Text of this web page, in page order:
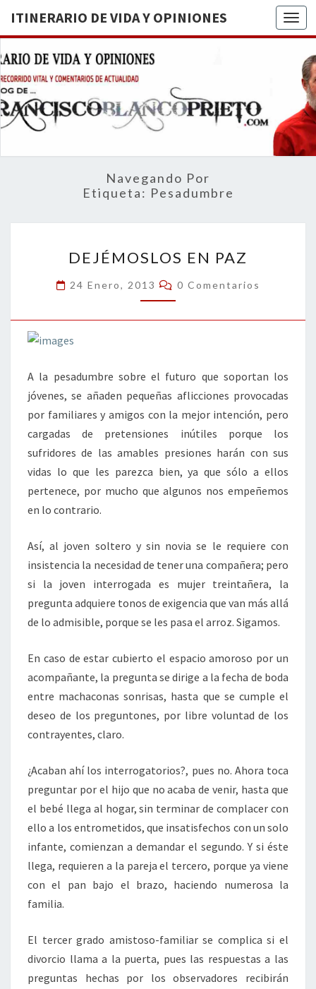
ITINERARIO DE VIDA Y OPINIONES
DE
BREVE
RECORRIDO
VITAL Y
ACTUALIDAD
Navegando Por
Etiqueta: Pesadumbre
EN
PAZ
DEJÉMOSLOS EN PAZ
24 Enero, 2013 Comentarios
0 Comentarios
A la pesadumbre sobre el futuro que soportan los
jóvenes, se añaden pequeñas aflicciones provocadas
por familiares y amigos con la mejor intención, pero
cargadas de pretensiones inútiles porque los
sufridores de las amables presiones harán con sus
vidas lo que les parezca bien, ya que sólo a ellos
pertenece, por mucho que algunos nos empeñemos
en lo contrario.
Así, al joven soltero y sin novia se le requiere con
insistencia la necesidad de tener una compañera; pero
si la joven interrogada es mujer treintañera, la
pregunta adquiere tonos de exigencia que van más allá
de lo admisible, porque se les pasa el arroz. Sigamos.
En caso de estar cubierto el espacio amoroso por un
acompañante, la pregunta se dirige a la fecha de boda
entre machaconas sonrisas, hasta que se cumple el
deseo de los preguntones, por libre voluntad de los
contrayentes, claro.
¿Acaban ahí los interrogatorios?, pues no. Ahora toca
preguntar por el hijo que no acaba de venir, hasta que
el bebé llega al hogar, sin terminar de complacer con
ello a los entrometidos, que insatisfechos con un solo
infante, comienzan a demandar el segundo. Y si éste
llega, requieren a la pareja el tercero, porque ya viene
con el pan bajo el brazo, haciendo numerosa la
familia.
El tercer grado amistoso-familiar se complica si el
divorcio llama a la puerta, pues las respuestas a las
preguntas hechas por los observadores recibirán